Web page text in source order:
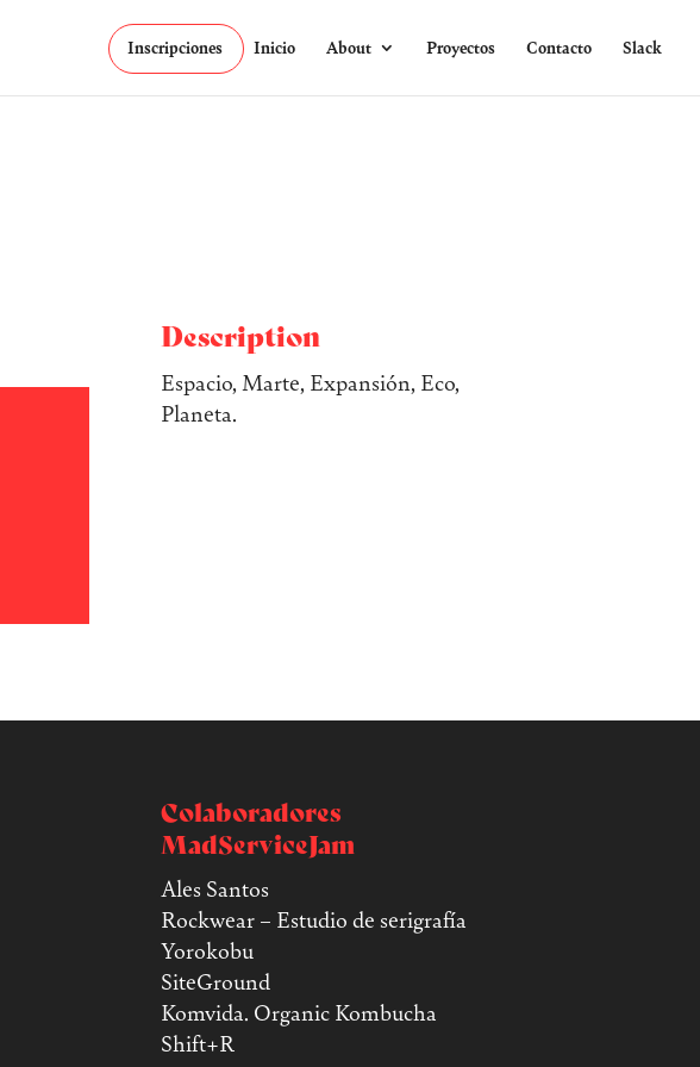
Inscripciones Inicio About Proyectos Contacto Slack
Description
Espacio, Marte, Expansión, Eco,
Planeta.
Colaboradores
MadServiceJam
Ales Santos
Rockwear – Estudio de serigrafía
Yorokobu
SiteGround
Komvida. Organic Kombucha
Shift+R